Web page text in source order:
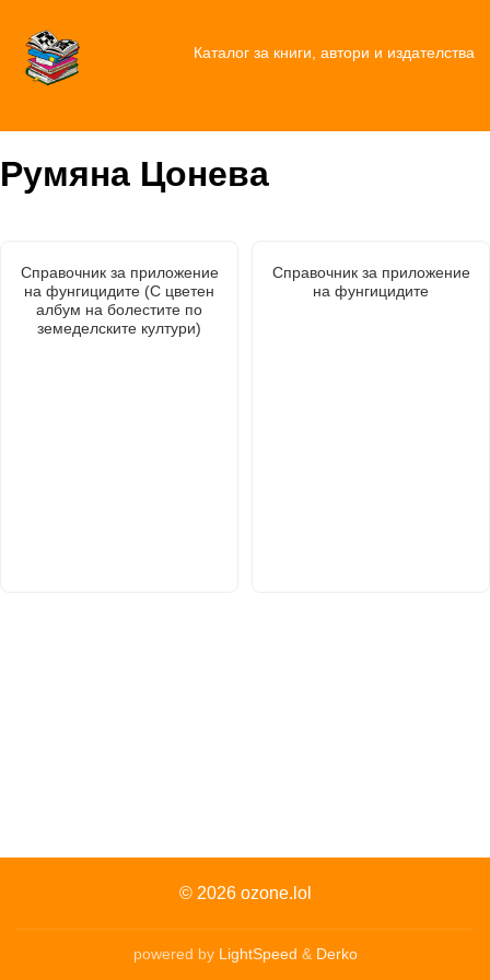
Каталог за книги, автори и издателства
Румяна Цонева
Справочник за приложение
на фунгицидите (С цветен
албум на болестите по
земеделските култури)
Справочник за приложение
на фунгицидите
© 2026 ozone.lol
powered by LightSpeed & Derko